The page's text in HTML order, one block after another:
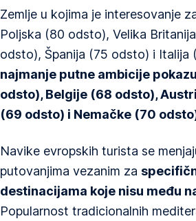
Zemlje u kojima je interesovanje
Poljska (80 odsto), Velika
odsto), Španija (75 odsto) i Italija
najmanje putne ambicije
odsto), Belgije (68 odsto),
(69 odsto) i Nemačke (70
Navike evropskih turista se
putovanjima vezanim za
destinacijama koje nisu među
Popularnost tradicionalnih